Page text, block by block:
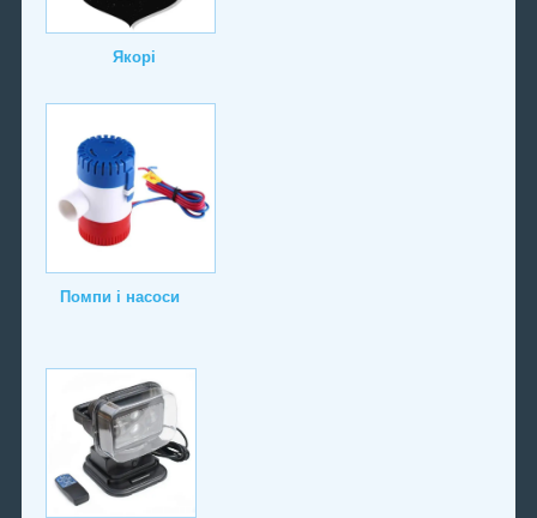
Якорі
Помпи і насоси